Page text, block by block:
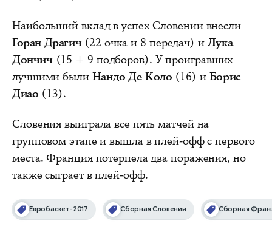
Наибольший вклад в успех Словении внесли
Горан Драгич(22 очка и 8 передач) и Лука
Дончич(15 + 9 подборов). У проигравших
лучшими были Нандо Де Коло (16) и Борис
Диао (13).
Словения выиграла все пять матчей на
групповом этапе и вышла в плей-офф с первого
места. Франция потерпела два поражения, но
также сыграет в плей-офф.
Евробаскет-2017 Сборная Словении Сборная